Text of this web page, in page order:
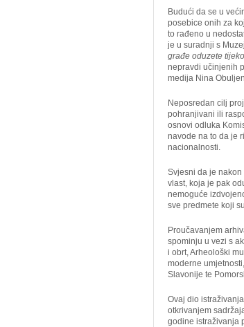
Budući da se u
posebice onih za
to rađeno u
je u suradnji s
građe oduzete
nepravdi učinjenih
medija Nina
Neposredan cilj
pohranjivani ili
osnovi odluka
navode na to da je
nacionalnosti.
Svjesni da je
vlast, koja je pak
nemoguće
sve predmete koji
Proučavanjem
spominju u vezi s
i obrt, Arheološki
moderne
Slavonije te
Ovaj dio
otkrivanjem
godine istraživanja